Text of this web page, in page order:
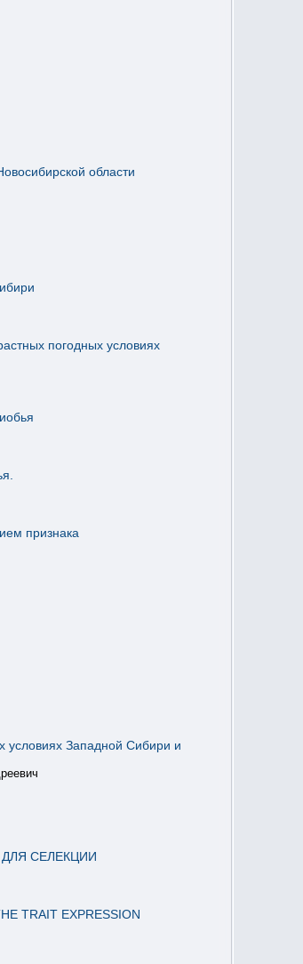
области
погодных условиях
признака
условиях Западной Сибири и
СЕЛЕКЦИИ
TRAIT EXPRESSION